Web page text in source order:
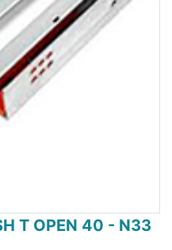
T OPEN 40 - N33